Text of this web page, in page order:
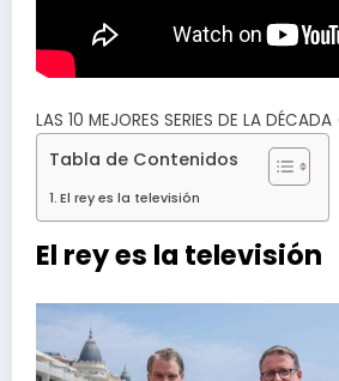
LAS 10 MEJORES SERIES DE LA
Tabla de Contenidos
El rey es la televisión
El rey es la televisión